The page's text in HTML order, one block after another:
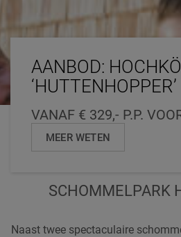
AANBOD:
VANAF € 329,- P.P.
MEER WETEN
SCHOMMELPARK
Naast twee spectaculaire